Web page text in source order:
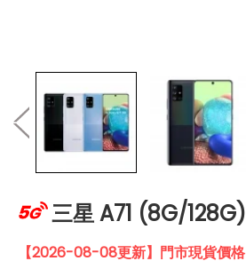
三星 A71 (8G/128G)
【2026-08-08更新】門市現貨價格